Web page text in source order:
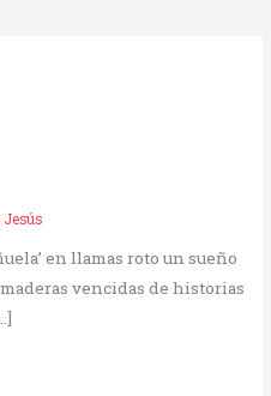
en llamas roto un sueño
vencidas de historias